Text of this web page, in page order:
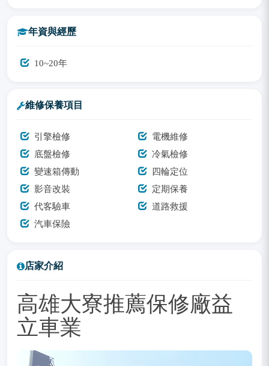
年資與經歷
10~20年
維修保養項目
引擎檢修
電機維修
底盤檢修
冷氣檢修
變速箱傳動
四輪定位
影音改裝
定期保養
代客驗車
道路救援
汽車保險
店家介紹
高雄大寮推薦保修廠益
立車業